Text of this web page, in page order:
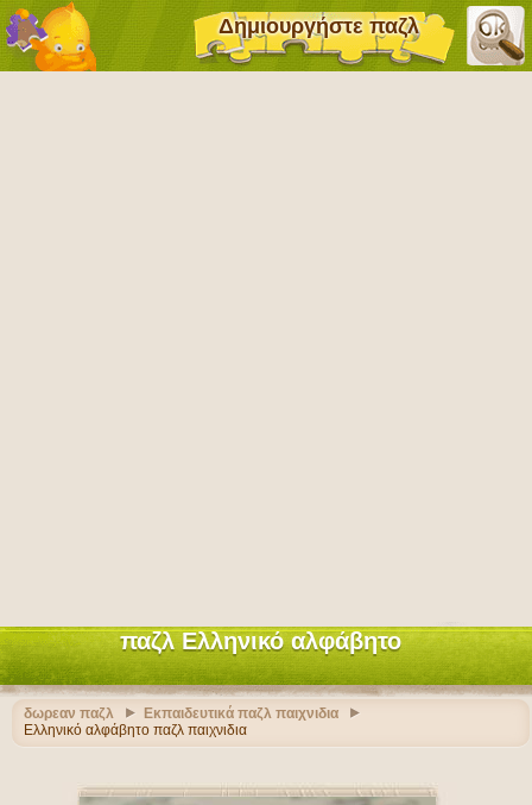
Δημιουργήστε παζλ
παζλ Ελληνικό αλφάβητο
δωρεαν παζλ
Εκπαιδευτικά παζλ παιχνιδια
Ελληνικό αλφάβητο παζλ παιχνιδια